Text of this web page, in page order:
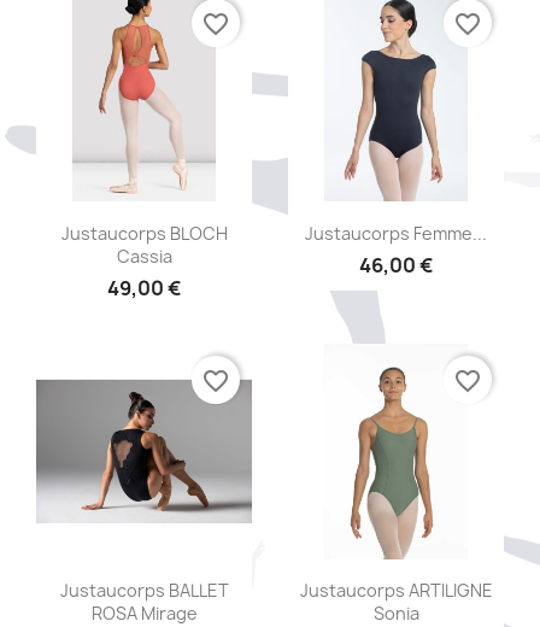
Aperçu rapide
Justaucorps BLOCH
Cassia
49,00 €
favorite_border
Aperçu rapide
Justaucorps Femme...
46,00 €
favorite_border
Aperçu rapide
Justaucorps BALLET
ROSA Mirage
favorite_border
Aperçu rapide
Justaucorps ARTILIGNE
Sonia
favorite_border